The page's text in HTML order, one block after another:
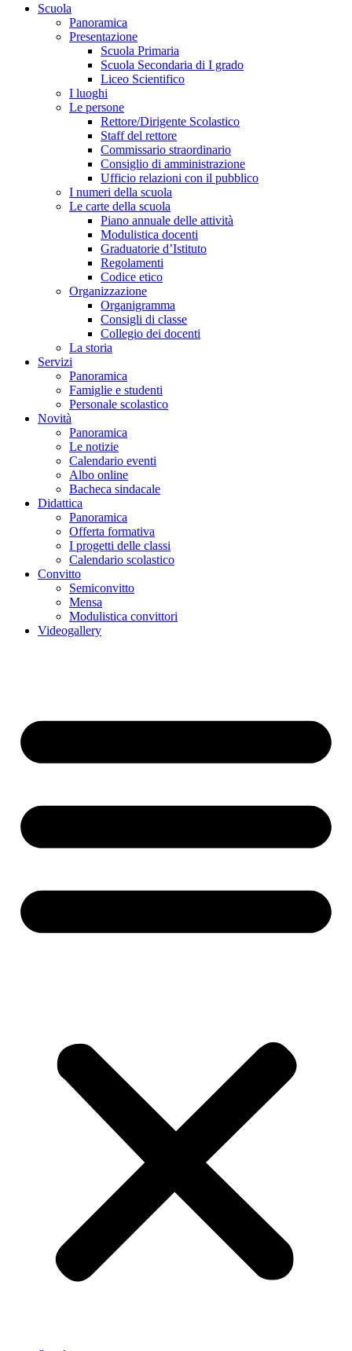
Scuola
Panoramica
Presentazione
Scuola Primaria
Scuola Secondaria di I grado
Liceo Scientifico
I luoghi
Le persone
Rettore/Dirigente Scolastico
Staff del rettore
Commissario straordinario
Consiglio di amministrazione
Ufficio relazioni con il pubblico
I numeri della scuola
Le carte della scuola
Piano annuale delle attività
Modulistica docenti
Graduatorie d’Istituto
Regolamenti
Codice etico
Organizzazione
Organigramma
Consigli di classe
Collegio dei docenti
La storia
Servizi
Panoramica
Famiglie e studenti
Personale scolastico
Novità
Panoramica
Le notizie
Calendario eventi
Albo online
Bacheca sindacale
Didattica
Panoramica
Offerta formativa
I progetti delle classi
Calendario scolastico
Convitto
Semiconvitto
Mensa
Modulistica convittori
Videogallery